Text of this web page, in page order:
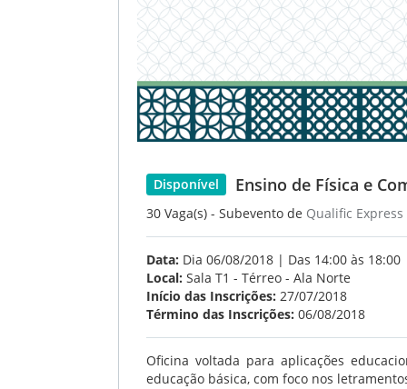
Disponível Ensino de Física e
30 Vaga(s) - Subevento de Qualific Express
Data: Dia 06/08/2018 | Das 14:00 às 18:00
Local: Sala T1 - Térreo - Ala Norte
Início das Inscrições: 27/07/2018
Término das Inscrições: 06/08/2018
Oficina voltada para aplicações
educação básica, com foco nos